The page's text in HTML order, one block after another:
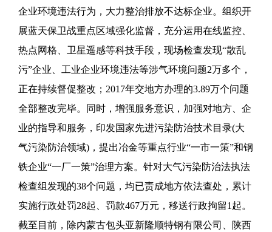
企业环境违法行为，大力整治排放不达标企业。组织开
展蓝天保卫战重点区域强化监督，充分运用在线监控、
热点网格、卫星遥感等科技手段，现场检查发现“散乱
污”企业、工业企业环境违法等涉气环境问题2万多个，
正在持续督促整改；2017年交地方办理的3.89万个问题
全部整改完毕。同时，增强服务意识，加强对地方、企
业的指导和服务，印发国家先进污染防治技术目录(大
气污染防治领域)，提出冶金等重点行业“一市一策”和钢
铁企业“一厂一策”治理方案。针对大气污染防治法执法
检查组发现的38个问题，均已责成地方依法查处，累计
实施行政处罚28起、罚款467万元，移送行政拘留1起。
截至目前，除内蒙古包头亚新隆顺特钢有限公司、陕西